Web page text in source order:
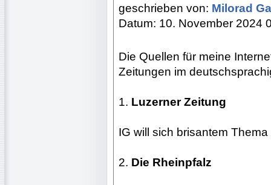
geschrieben von: Milorad
Datum: 10. November 2024
Die Quellen für meine
Zeitungen im
1. Luzerner Zeitung
IG will sich brisantem
2. Die Rheinpfalz